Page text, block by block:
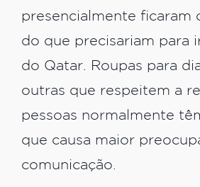
presencialmente ficaram
do que precisariam para
do Qatar. Roupas para
outras que respeitem a
pessoas normalmente
que causa maior
comunicação.